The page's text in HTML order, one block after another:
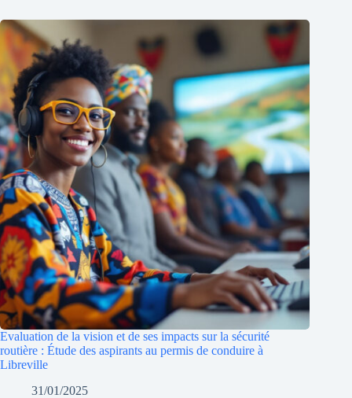
Evaluation de la vision et de ses impacts sur la sécurité
routière : Étude des aspirants au permis de conduire à
Libreville
31/01/2025